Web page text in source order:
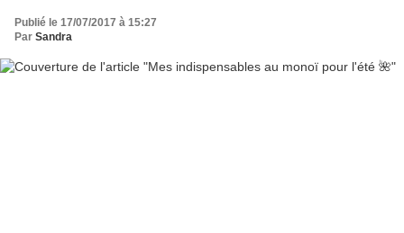
Publié le 17/07/2017 à 15:27
Par Sandra